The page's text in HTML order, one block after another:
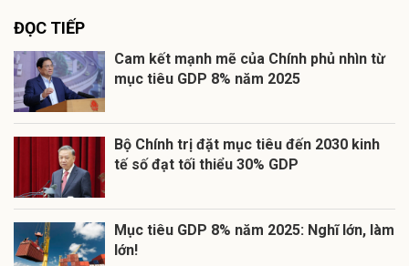
ĐỌC TIẾP
Cam kết mạnh mẽ của Chính phủ nhìn từ
mục tiêu GDP 8% năm 2025
Bộ Chính trị đặt mục tiêu đến 2030 kinh
tế số đạt tối thiểu 30% GDP
Mục tiêu GDP 8% năm 2025: Nghĩ lớn, làm
lớn!